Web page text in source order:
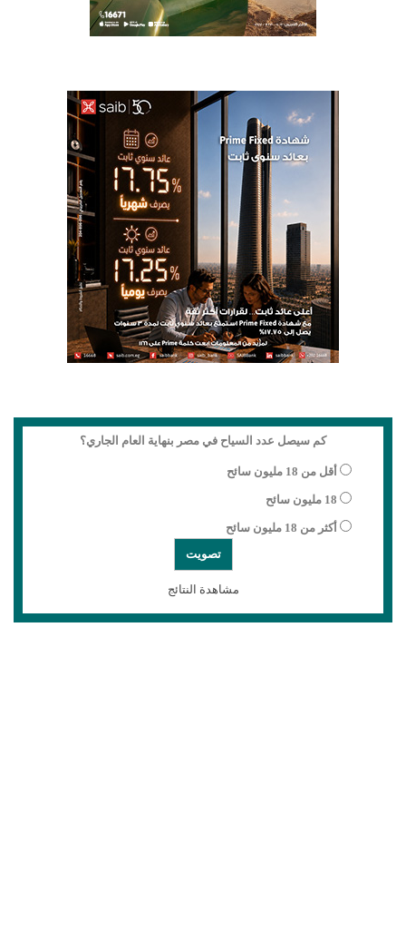
كم سيصل عدد السياح في مصر بنهاية العام الجاري؟
أقل من 18 مليون سائح
18 مليون سائح
أكثر من 18 مليون سائح
مشاهدة النتائج